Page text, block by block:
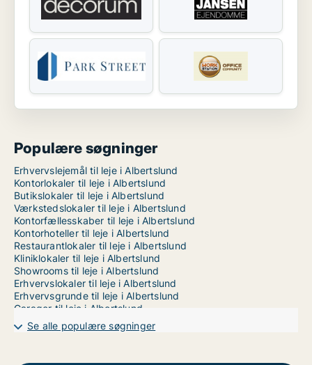
Populære søgninger
Erhvervslejemål til leje i Albertslund
Kontorlokaler til leje i Albertslund
Butikslokaler til leje i Albertslund
Værkstedslokaler til leje i Albertslund
Kontorfællesskaber til leje i Albertslund
Kontorhoteller til leje i Albertslund
Restaurantlokaler til leje i Albertslund
Kliniklokaler til leje i Albertslund
Showrooms til leje i Albertslund
Erhvervslokaler til leje i Albertslund
Erhvervsgrunde til leje i Albertslund
Garager til leje i Albertslund
Lagerlokaler til leje i København
Se alle populære søgninger